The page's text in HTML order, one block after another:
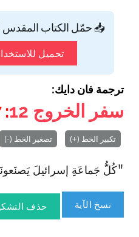
📥 حمّل الكتاب المقدس
تحميل
ترجمة فان دايك:
سفر الخروج 12
: 47
تكبير الخط (+) تصغير الخط (-)
"كُلُّ جَماعَةِ إسرائيلَ يَصنَعونَهُ."
نسخ الآية حذف